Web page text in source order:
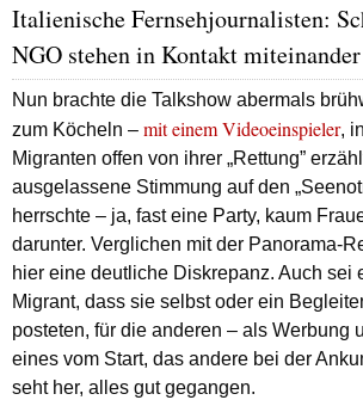
Italienische Fernsehjournalisten:
NGO stehen in Kontakt miteinander
Nun brachte die Talkshow abermals
zum Köcheln – mit einem Videoeinspieler,
Migranten offen von ihrer „Rettung”
ausgelassene Stimmung auf den
herrschte – ja, fast eine Party, kaum
darunter. Verglichen mit der Panorama-
hier eine deutliche Diskrepanz. Auch sei
Migrant, dass sie selbst oder ein
posteten, für die anderen – als Werbung
eines vom Start, das andere bei der
seht her, alles gut gegangen.